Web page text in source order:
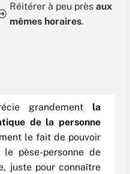
Réitérer à peu prèsaux
mêmes horaires.
grandementla
de la personne
le fait de pouvoir
pèse-personne de
juste pour connaître